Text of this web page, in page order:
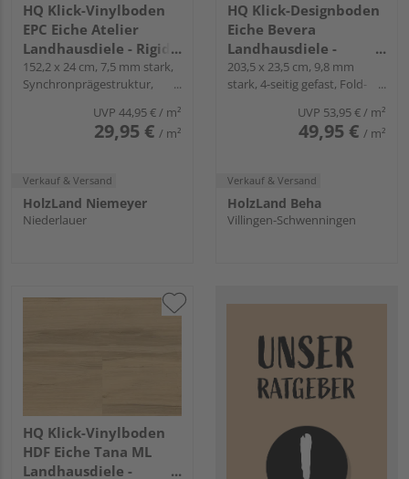
HQ Klick-Vinylboden
EPC Eiche Atelier
Landhausdiele - Rigid-
LVT
152,2 x 24 cm, 7,5 mm stark,
Synchronprägestruktur,
UVP 44,95 €/ m²
29,95 € / m²
Verkauf & Versand
HolzLand Niemeyer
Niederlauer
HQ Klick-Designboden
Eiche Bevera
Landhausdiele -
Piadesa PRIME SOLID
203,5 x 23,5 cm, 9,8 mm
stark, 4-seitig gefast, Fold-
UVP 53,95 €/ m²
49,95 € / m²
Verkauf & Versand
HolzLand Beha
Villingen-Schwenningen
HQ Klick-Vinylboden
HDF Eiche Tana ML
Landhausdiele -